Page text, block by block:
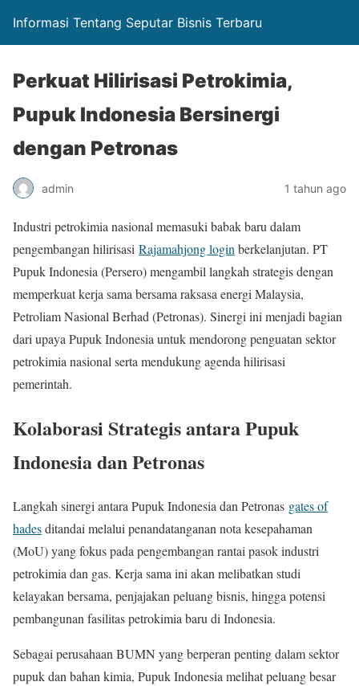
Informasi Tentang Seputar Bisnis Terbaru
Perkuat Hilirisasi Petrokimia,
Pupuk Indonesia Bersinergi
dengan Petronas
admin 1 tahun ago
Industri petrokimia nasional memasuki babak baru dalam
pengembangan hilirisasi Rajamahjong login berkelanjutan. PT
Pupuk Indonesia (Persero) mengambil langkah strategis dengan
memperkuat kerja sama bersama raksasa energi Malaysia,
Petroliam Nasional Berhad (Petronas). Sinergi ini menjadi bagian
dari upaya Pupuk Indonesia untuk mendorong penguatan sektor
petrokimia nasional serta mendukung agenda hilirisasi
pemerintah.
Kolaborasi Strategis antara Pupuk
Indonesia dan Petronas
Langkah sinergi antara Pupuk Indonesia dan Petronas gates of
hadesditandai melalui penandatanganan nota kesepahaman
(MoU) yang fokus pada pengembangan rantai pasok industri
petrokimia dan gas. Kerja sama ini akan melibatkan studi
kelayakan bersama, penjajakan peluang bisnis, hingga potensi
pembangunan fasilitas petrokimia baru di Indonesia.
Sebagai perusahaan BUMN yang berperan penting dalam sektor
pupuk dan bahan kimia, Pupuk Indonesia melihat peluang besar